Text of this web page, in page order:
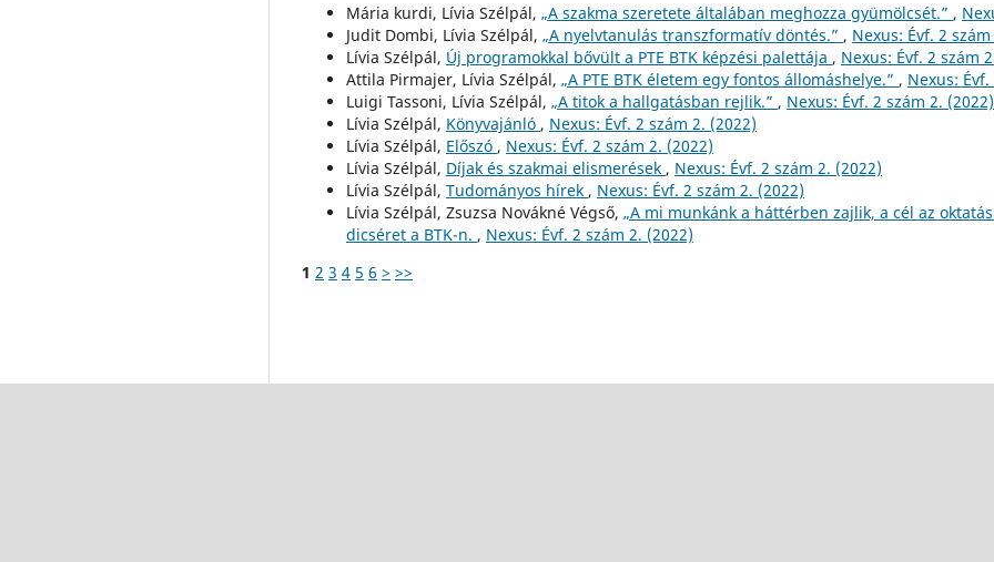
Mária kurdi, Lívia Szélpál, „A szakma szeretete általában meghozza gyümölcsét.” ,
Judit Dombi, Lívia Szélpál, „A nyelvtanulás transzformatív döntés.” , Nexus: Évf. 2
Lívia Szélpál, Új programokkal bővült a PTE BTK képzési palettája , Nexus: Évf. 2 szám
Attila Pirmajer, Lívia Szélpál, „A PTE BTK életem egy fontos állomáshelye.” , Nexus:
Luigi Tassoni, Lívia Szélpál, „A titok a hallgatásban rejlik.” , Nexus: Évf. 2 szám 2. (2022)
Lívia Szélpál, Könyvajánló , Nexus: Évf. 2 szám 2. (2022)
Lívia Szélpál, Előszó , Nexus: Évf. 2 szám 2. (2022)
Lívia Szélpál, Díjak és szakmai elismerések , Nexus: Évf. 2 szám 2. (2022)
Lívia Szélpál, Tudományos hírek , Nexus: Évf. 2 szám 2. (2022)
Lívia Szélpál, Zsuzsa Novákné Végső, „A mi munkánk a háttérben zajlik, a cél az
dicséret a BTK-n. , Nexus: Évf. 2 szám 2. (2022)
1 2 3 4 5 6 > >>